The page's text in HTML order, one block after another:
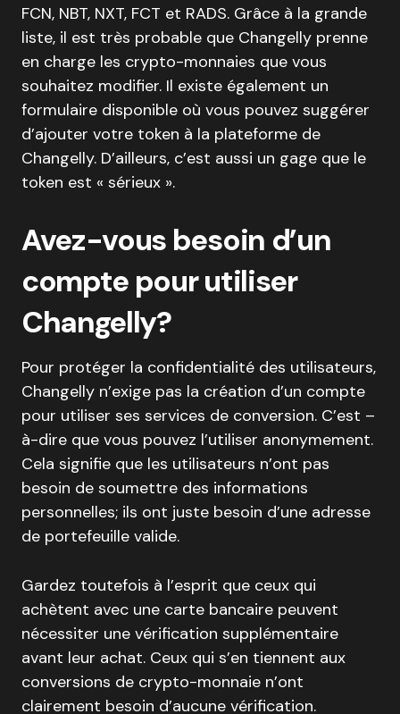
FCN, NBT, NXT, FCT et RADS. Grâce à la grande
liste, il est très probable que Changelly prenne
en charge les crypto-monnaies que vous
souhaitez modifier. Il existe également un
formulaire disponible où vous pouvez suggérer
d’ajouter votre token à la plateforme de
Changelly. D’ailleurs, c’est aussi un gage que le
token est « sérieux ».
Avez-vous besoin d’un
compte pour utiliser
Changelly?
Pour protéger la confidentialité des utilisateurs,
Changelly n’exige pas la création d’un compte
pour utiliser ses services de conversion. C’est –
à-dire que vous pouvez l’utiliser anonymement.
Cela signifie que les utilisateurs n’ont pas
besoin de soumettre des informations
personnelles; ils ont juste besoin d’une adresse
de portefeuille valide.
Gardez toutefois à l’esprit que ceux qui
achètent avec une carte bancaire peuvent
nécessiter une vérification supplémentaire
avant leur achat. Ceux qui s’en tiennent aux
conversions de crypto-monnaie n’ont
clairement besoin d’aucune vérification.